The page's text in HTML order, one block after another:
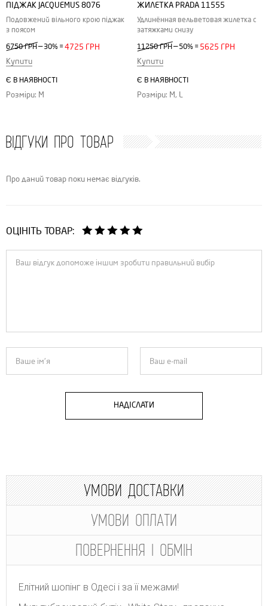
ПІДЖАК JACQUEMUS 8076
Подовжений вільного крою піджак
з поясом
6750 ГРН — 30% =4725 ГРН
Купити
Є В НАЯВНОСТІ
Розміри: M
ЖИЛЕТКА PRADA 11555
Удлинённая вельветовая жилетка с
затяжками снизу
11250 ГРН — 50% = 5625 ГРН
Купити
Є В НАЯВНОСТІ
Розміри: M, L
ВІДГУКИ ПРО ТОВАР
Про даний товар поки немає відгуків.
ОЦІНІТЬ ТОВАР:
НАДІСЛАТИ
УМОВИ ДОСТАВКИ
УМОВИ ОПЛАТИ
ПОВЕРНЕННЯ І ОБМІН
Елітний шопінг в Одесі і за її межами!